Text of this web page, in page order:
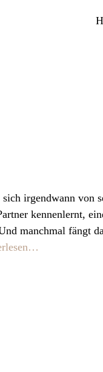
irgendwann von
kennenlernt,
manchmal fängt